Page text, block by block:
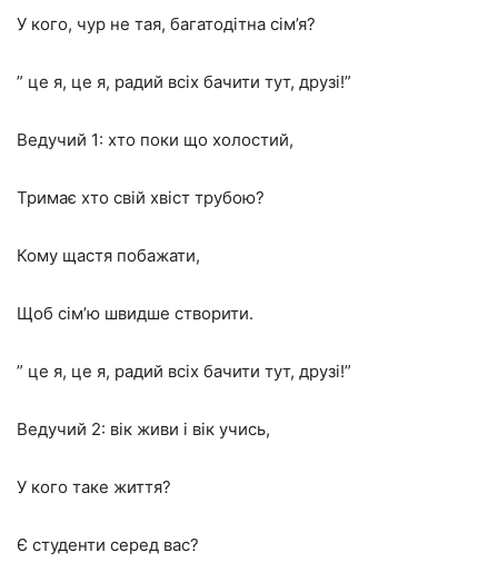
У кого, чур не тая, багатодітна сім’я?
” це я, це я, радий всіх бачити тут, друзі!”
Ведучий 1: хто поки що холостий,
Тримає хто свій хвіст трубою?
Кому щастя побажати,
Щоб сім’ю швидше створити.
” це я, це я, радий всіх бачити тут, друзі!”
Ведучий 2: вік живи і вік учись,
У кого таке життя?
Є студенти серед вас?